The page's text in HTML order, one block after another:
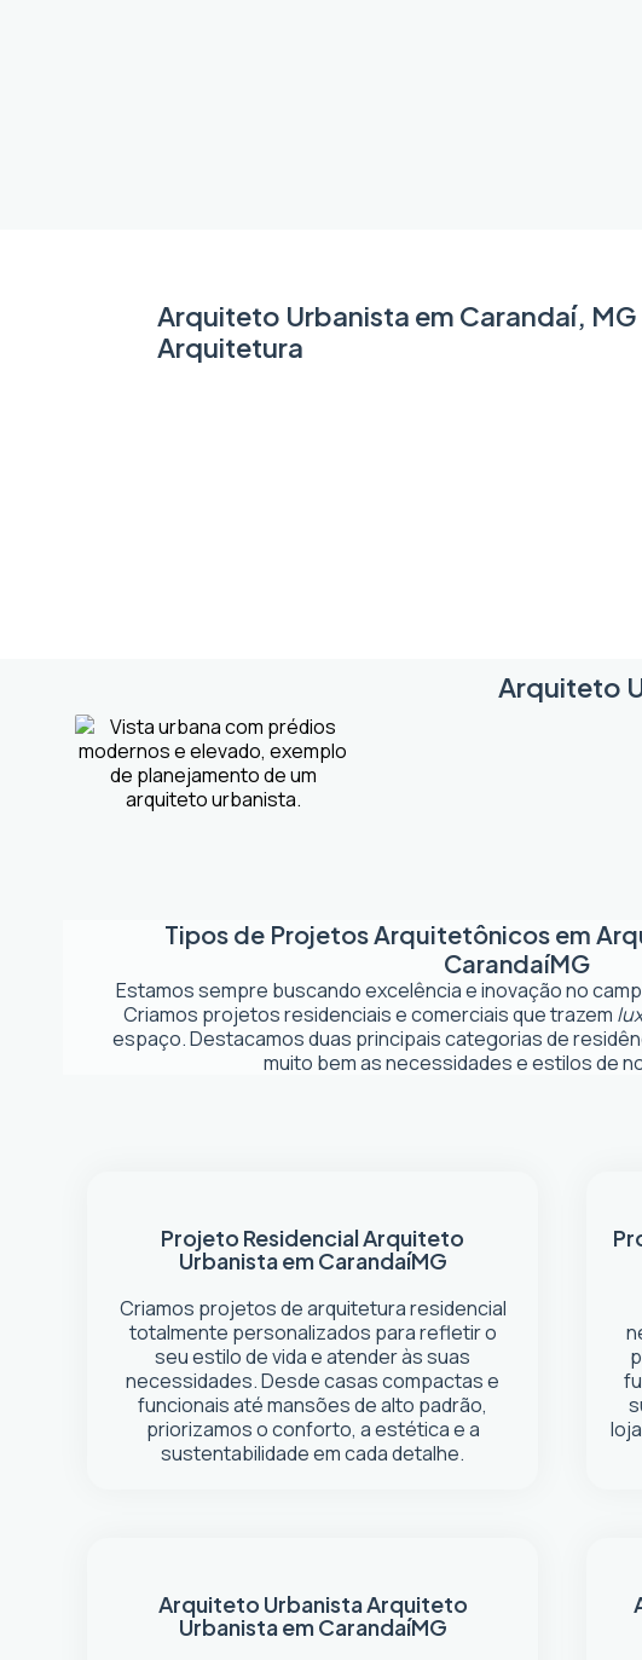
Arquiteto Urbanista em Carandaí, MG
Arquitetura
Arquiteto
Tipos de Projetos Arquitetônicos em
CarandaíMG
Estamos sempre buscando excelência e inovação no
Criamos projetos residenciais e comerciais que trazem
espaço. Destacamos duas principais categorias de
muito bem as necessidades e estilos de
Projeto ResidencialArquiteto
Urbanista em CarandaíMG
Criamos projetos de arquitetura residencial
totalmente personalizados para refletir o
seu estilo de vida e atender às suas
necessidades. Desde casas compactas e
funcionais até mansões de alto padrão,
priorizamos o conforto, a estética e a
sustentabilidade em cada detalhe.
Arquiteto UrbanistaArquiteto
Urbanista em CarandaíMG